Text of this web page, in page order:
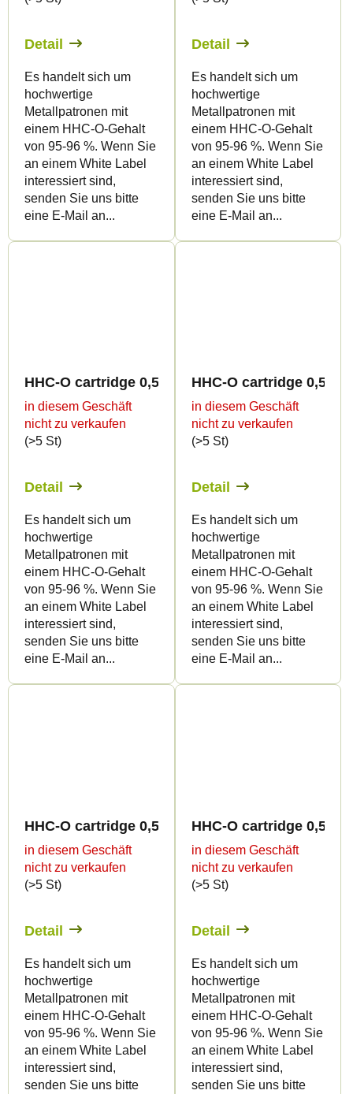
Detail
Es handelt sich um
hochwertige
Metallpatronen mit
einem HHC-O-Gehalt
von 95-96 %. Wenn Sie
an einem White Label
interessiert sind,
senden Sie uns bitte
eine E-Mail an...
Detail
Es handelt sich um
hochwertige
Metallpatronen mit
einem HHC-O-Gehalt
von 95-96 %. Wenn Sie
an einem White Label
interessiert sind,
senden Sie uns bitte
eine E-Mail an...
HHC-O cartridge 0,5ml BULK - Terpology
in diesem Geschäft
nicht zu verkaufen
(>5 St)
Detail
Es handelt sich um
hochwertige
Metallpatronen mit
einem HHC-O-Gehalt
von 95-96 %. Wenn Sie
an einem White Label
interessiert sind,
senden Sie uns bitte
eine E-Mail an...
HHC-O cartridge 0,5ml
in diesem Geschäft
nicht zu verkaufen
(>5 St)
Detail
Es handelt sich um
hochwertige
Metallpatronen mit
einem HHC-O-Gehalt
von 95-96 %. Wenn Sie
an einem White Label
interessiert sind,
senden Sie uns bitte
eine E-Mail an...
HHC-O cartridge 0,5ml BULK - Terpen flavour
in diesem Geschäft
nicht zu verkaufen
(>5 St)
Detail
Es handelt sich um
hochwertige
Metallpatronen mit
einem HHC-O-Gehalt
von 95-96 %. Wenn Sie
an einem White Label
interessiert sind,
senden Sie uns bitte
HHC-O cartridge 0,5ml
in diesem Geschäft
nicht zu verkaufen
(>5 St)
Detail
Es handelt sich um
hochwertige
Metallpatronen mit
einem HHC-O-Gehalt
von 95-96 %. Wenn Sie
an einem White Label
interessiert sind,
senden Sie uns bitte